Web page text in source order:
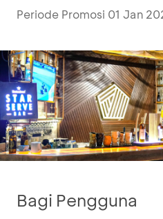
Periode Promosi 01 Jan
Bagi Pengguna